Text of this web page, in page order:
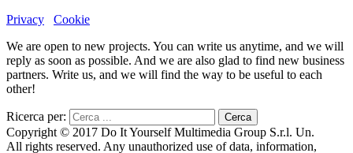
Privacy
Cookie
We are open to new projects. You can write us anytime, and we will
reply as soon as possible. And we are also glad to find new business
partners. Write us, and we will find the way to be useful to each
other!
Ricerca per:
Copyright © 2017 Do It Yourself Multimedia Group S.r.l. Un.
All rights reserved. Any unauthorized use of data, information,